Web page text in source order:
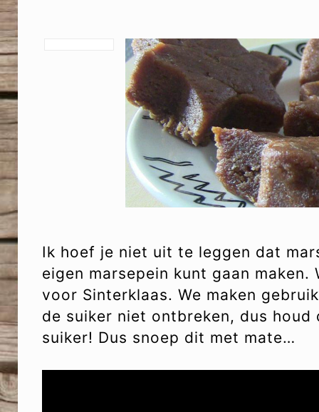
Ik hoef je niet uit te leggen dat
eigen marsepein kunt gaan maken.
voor Sinterklaas. We maken
de suiker niet ontbreken, dus
suiker! Dus snoep dit met mate…